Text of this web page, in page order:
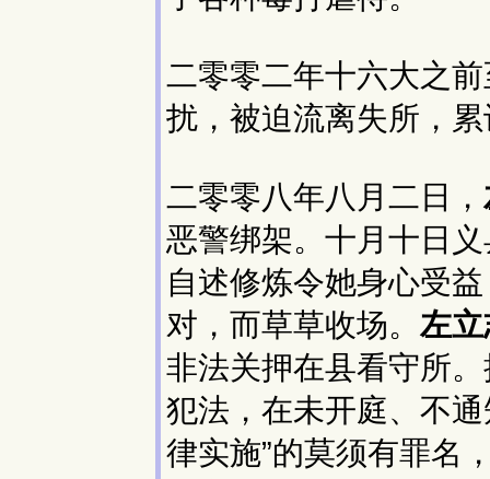
二零零二年十六大之
扰，被迫流离失所，
二零零八年八月二日，
恶警绑架。十月十日
自述修炼令她身心受
对，而草草收场。 左
非法关押在县看守所
犯法，在未开庭、不
律实施”的莫须有罪名